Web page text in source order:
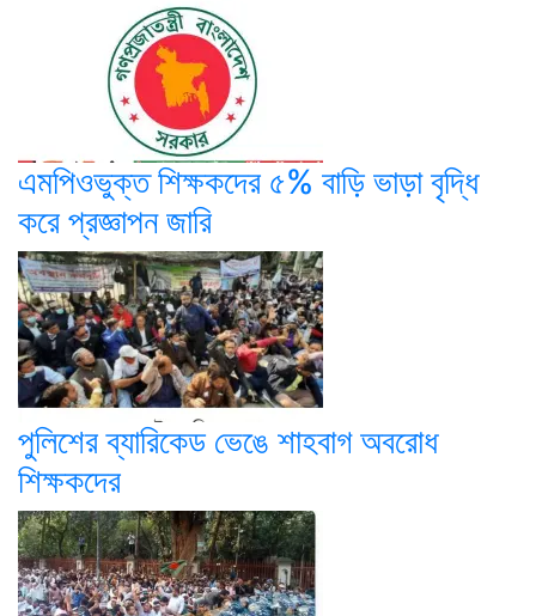
এমপিওভুক্ত শিক্ষকদের ৫% বাড়ি ভাড়া বৃদ্ধি
করে প্রজ্ঞাপন জারি
পুলিশের ব্যারিকেড ভেঙে শাহবাগ অবরোধ
শিক্ষকদের